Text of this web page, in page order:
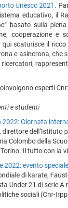
Unesco 2021 .
educativo, il
basato sulla
cooperazione e
scaturisce il
e asincrona,
esperti Cnr:
e studenti
2022: Giornata
direttore dell’Istituto
Colombo della
Torino. Il tutto con la
2022: evento
di karate,
Under 21 di serie
sociali (Cnr-